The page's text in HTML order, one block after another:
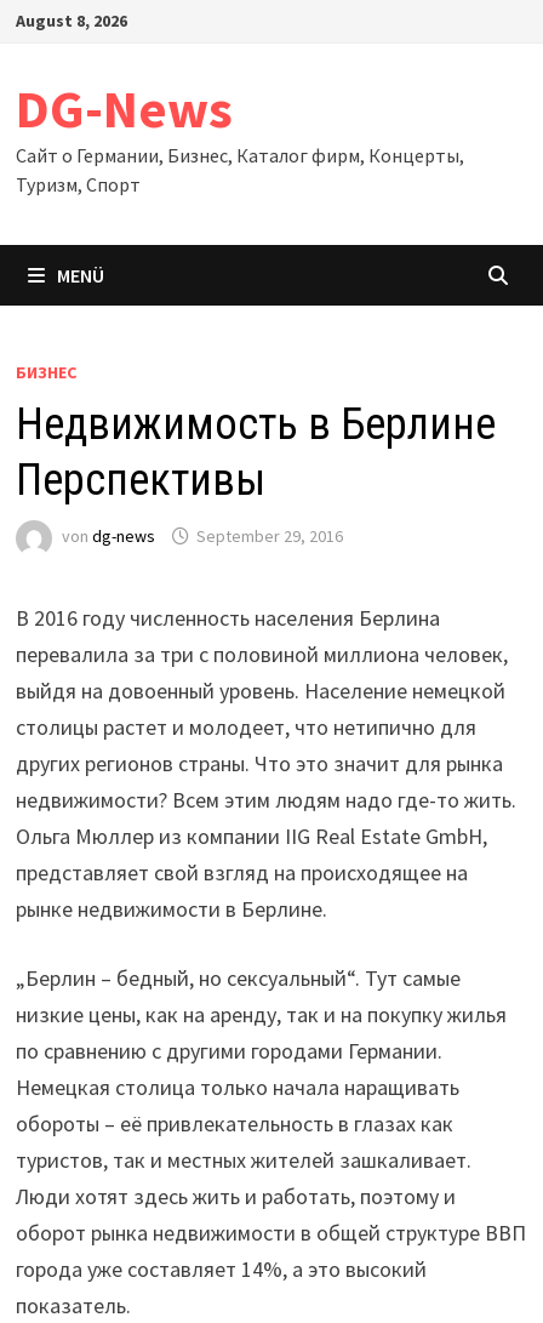
Zum
August 8, 2026
DG-News
Сайт о Германии, Бизнес, Каталог фирм, Концерты,
Туризм, Спорт
MENÜ
БИЗНЕС
Недвижимость в Берлине
Перспективы
von dg-news September 29, 2016
В 2016 году численность населения Берлина
перевалила за три с половиной миллиона человек,
выйдя на довоенный уровень. Население немецкой
столицы растет и молодеет, что нетипично для
других регионов страны. Что это значит для рынка
недвижимости? Всем этим людям надо где-то жить.
Ольга Мюллер из компании IIG Real Estate GmbH,
представляет свой взгляд на происходящее на
рынке недвижимости в Берлине.
„Берлин – бедный, но сексуальный“. Тут самые
низкие цены, как на аренду, так и на покупку жилья
по сравнению с другими городами Германии.
Немецкая столица только начала наращивать
обороты – её привлекательность в глазах как
туристов, так и местных жителей зашкаливает.
Люди хотят здесь жить и работать, поэтому и
оборот рынка недвижимости в общей структуре ВВП
города уже составляет 14%, а это высокий
показатель.